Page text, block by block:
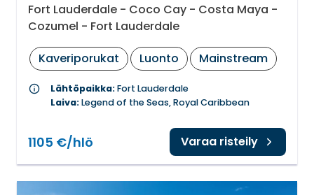
Fort Lauderdale - Coco Cay - Costa Maya -
Cozumel - Fort Lauderdale
Kaveriporukat Luonto Mainstream
info Lähtöpaikka:Fort Lauderdale
Laiva:Legend of the Seas, Royal Caribbean
1105 €/hlö Varaa risteily